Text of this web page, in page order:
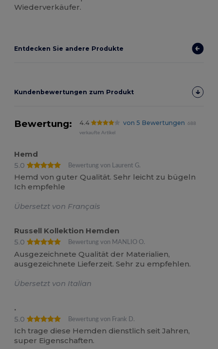
Wiederverkäufer.
Entdecken Sie andere Produkte
Kundenbewertungen zum Produkt
Bewertung: 4.4 von 5 Bewertungen
688
verkaufte Artikel
Hemd
5.0
Bewertung von Laurent G.
Hemd von guter Qualität. Sehr leicht zu bügeln
Ich empfehle
Übersetzt von Français
Russell Kollektion Hemden
5.0
Bewertung von MANLIO O.
Ausgezeichnete Qualität der Materialien,
ausgezeichnete Lieferzeit. Sehr zu empfehlen.
Übersetzt von Italian
.
5.0
Bewertung von Frank D.
Ich trage diese Hemden dienstlich seit Jahren,
super Eigenschaften.